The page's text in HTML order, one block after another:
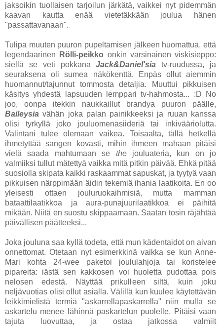
jaksoikin tuollaisen tarjoilun järkätä, vaikkei nyt pidemmän
kaavan kautta enää vietetäkkään joulua hänen
"passattavanaan".
Tulipa muuten puuron pupeltamisen jälkeen huomattua, että
legendaarinen
Rölli-peikko onkin varsinainen viskisieppo:
siellä se veti pokkanaJack&Daniel'sia tv-ruudussa, ja
seuraksena oli sumea näkökenttä. Enpäs ollut aiemmin
huomannut/tajunnut tommosta detaljia. Muuttui pikkuisen
käsitys yhdestä lapsuuden lemppari tv-hahmosta... :D No
joo, oonpa itekkin naukkaillut brandya puuron päälle,
Baileysia vähän joka palan painikkeeksi ja ruuan kanssa
olisi tyrkyllä joko jouluomenasiideriä tai inkivääriolutta.
Valintani tulee olemaan vaikea. Toisaalta, tällä hetkellä
ihmetyttää sangen kovasti, mihin ihmeen mahaan pitäisi
vielä saada mahtumaan se thejouluateria, kun on jo
valmiiksi tullut mätettyä vaikka mitä pitkin päivää. Ehkä pitää
suosiolla skipata kaikki raskaammat sapuskat, ja tyytyä vaan
pikkuisen närppimään äidin tekemiä ihania laatikoita. En oo
yleisesti ottaen jouluruokaihmisiä, mutta mamman
bataattilaatikkoa ja aura-punajuurilaatikkoa ei päihitä
mikään. Niitä en suostu skippaamaan. Saatan tosin räjähtää
päivällisen päätteeksi...
Joka jouluna saa kyllä todeta, että mun kädentaidot on aivan
onnettomat. Otetaan nyt esimerkkinä vaikka se kun Anne-
Mari kohta 24-wee paketoi joululahjoja tai koristelee
pipareita: iästä sen kakkosen voi huoletta pudottaa pois
nelosen edestä. Näyttää prikulleen siltä, kuin joku
neljävuotias olisi ollut asialla. Välillä kun kuulee käytettävän
leikkimielistä termiä "askarrellapaskarrella" niin mulla se
askartelu menee lähinnä paskartelun puolelle. Pitäisi vaan
tajuta luovuttaa, ja ostaa jatkossa valmiit